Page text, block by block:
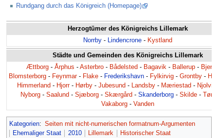
Rundgang durch das Königreich (Homepage)
Herzogtümer des Königreichs Lillemark
Norrby - Lindencrone - Kystland
Städte und Gemeinden des Königreichs Lillemark
Ættborg- Årphus - Asterbro- Bådelsted - Bagavik- Ballerup-
Blomsterborg - Feynmar- Flake - Frederikshavn - Fylkirvig -Grontby -
Himmerland - Hjorr- Hørby- Jubesund - Landsby- Mæriestad - Njolvik
Nyborg -Saalund -Sjæborg -Skærgård -Skanderborg -Skilde -
Vakaborg -Vanden
Kategorien: Seiten mit nicht-numerischen formatnum-Argumenten
Ehemaliger Staat
2010 Lillemark
Historischer Staat